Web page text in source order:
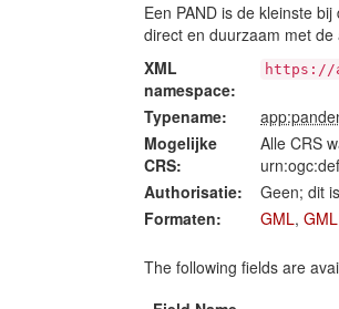
Een PAND is de kleinste
direct en duurzaam met
XML
namespace:
https://
Typename:
Mogelijke
CRS:
Alle CRS
Authorisatie:
Geen; dit
Formaten:
GML,
The following fields are